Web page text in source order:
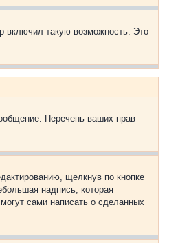
включил такую возможность. Это
Перечень ваших прав
щелкнув по кнопке
надпись, которая
сами написать о сделанных